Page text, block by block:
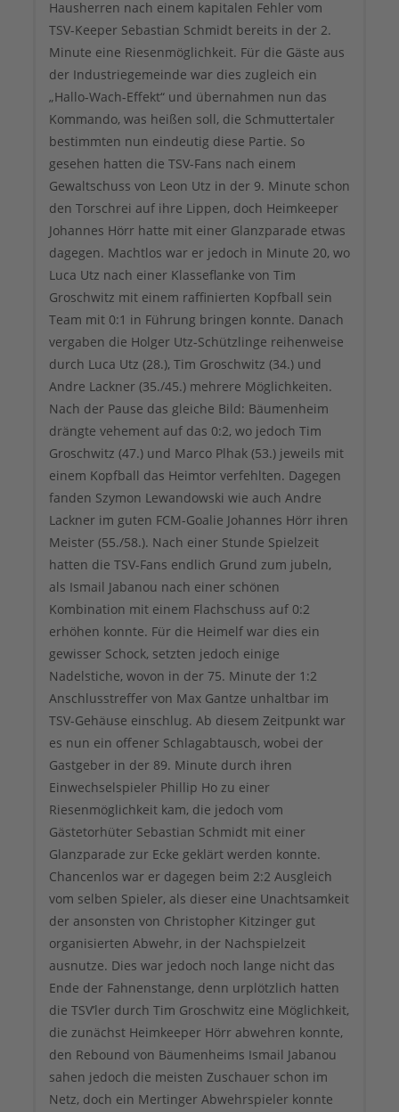
Hausherren nach einem kapitalen Fehler vom
TSV-Keeper Sebastian Schmidt bereits in der 2.
Minute eine Riesenmöglichkeit. Für die Gäste aus
der Industriegemeinde war dies zugleich ein
„Hallo-Wach-Effekt“ und übernahmen nun das
Kommando, was heißen soll, die Schmuttertaler
bestimmten nun eindeutig diese Partie. So
gesehen hatten die TSV-Fans nach einem
Gewaltschuss von Leon Utz in der 9. Minute schon
den Torschrei auf ihre Lippen, doch Heimkeeper
Johannes Hörr hatte mit einer Glanzparade etwas
dagegen. Machtlos war er jedoch in Minute 20, wo
Luca Utz nach einer Klasseflanke von Tim
Groschwitz mit einem raffinierten Kopfball sein
Team mit 0:1 in Führung bringen konnte. Danach
vergaben die Holger Utz-Schützlinge reihenweise
durch Luca Utz (28.), Tim Groschwitz (34.) und
Andre Lackner (35./45.) mehrere Möglichkeiten.
Nach der Pause das gleiche Bild: Bäumenheim
drängte vehement auf das 0:2, wo jedoch Tim
Groschwitz (47.) und Marco Plhak (53.) jeweils mit
einem Kopfball das Heimtor verfehlten. Dagegen
fanden Szymon Lewandowski wie auch Andre
Lackner im guten FCM-Goalie Johannes Hörr ihren
Meister (55./58.). Nach einer Stunde Spielzeit
hatten die TSV-Fans endlich Grund zum jubeln,
als Ismail Jabanou nach einer schönen
Kombination mit einem Flachschuss auf 0:2
erhöhen konnte. Für die Heimelf war dies ein
gewisser Schock, setzten jedoch einige
Nadelstiche, wovon in der 75. Minute der 1:2
Anschlusstreffer von Max Gantze unhaltbar im
TSV-Gehäuse einschlug. Ab diesem Zeitpunkt war
es nun ein offener Schlagabtausch, wobei der
Gastgeber in der 89. Minute durch ihren
Einwechselspieler Phillip Ho zu einer
Riesenmöglichkeit kam, die jedoch vom
Gästetorhüter Sebastian Schmidt mit einer
Glanzparade zur Ecke geklärt werden konnte.
Chancenlos war er dagegen beim 2:2 Ausgleich
vom selben Spieler, als dieser eine Unachtsamkeit
der ansonsten von Christopher Kitzinger gut
organisierten Abwehr, in der Nachspielzeit
ausnutze. Dies war jedoch noch lange nicht das
Ende der Fahnenstange, denn urplötzlich hatten
die TSV’ler durch Tim Groschwitz eine Möglichkeit,
die zunächst Heimkeeper Hörr abwehren konnte,
den Rebound von Bäumenheims Ismail Jabanou
sahen jedoch die meisten Zuschauer schon im
Netz, doch ein Mertinger Abwehrspieler konnte